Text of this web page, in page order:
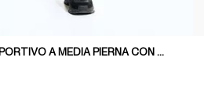
SHORT DEPORTIVO A MEDIA PIERNA CON DRYMOVE™